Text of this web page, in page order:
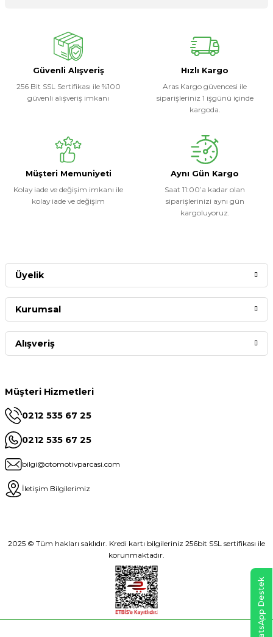
Güvenli Alışveriş
256 Bit SSL Sertifikası ile %100
güvenli alışveriş imkanı
Hızlı Kargo
Aras Kargo güvencesi ile
siparişleriniz 1 işgünü içinde
kargoda.
Müşteri Memuniyeti
Kolay iade ve değişim imkanı ile
kolay iade ve değişim
Aynı Gün Kargo
Saat 11:00’a kadar olan
siparişlerinizi aynı gün
kargoluyoruz.
Müşteri Hizmetleri
0212 535 67 25
0212 535 67 25
bilgi@otomotivparcasi.com
İletişim Bilgilerimiz
Üyelik
Kurumsal
Alışveriş
2025 © Tüm hakları saklıdır. Kredi kartı bilgileriniz 256bit SSL sertifikası ile
korunmaktadır.
WhatsApp Destek